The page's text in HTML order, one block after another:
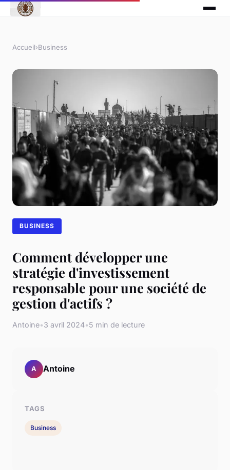
Accueil›Business
BUSINESS
Comment développer une
stratégie d'investissement
responsable pour une société de
gestion d'actifs ?
Antoine•3 avril 2024•5 min de lecture
A Antoine
TAGS
Business